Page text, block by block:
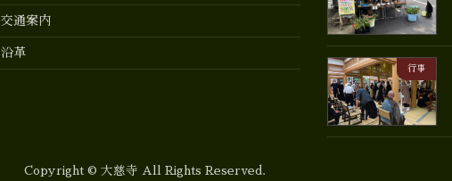
交通案内
沿革
行事
Copyright © 大慈寺 All Rights Reserved.